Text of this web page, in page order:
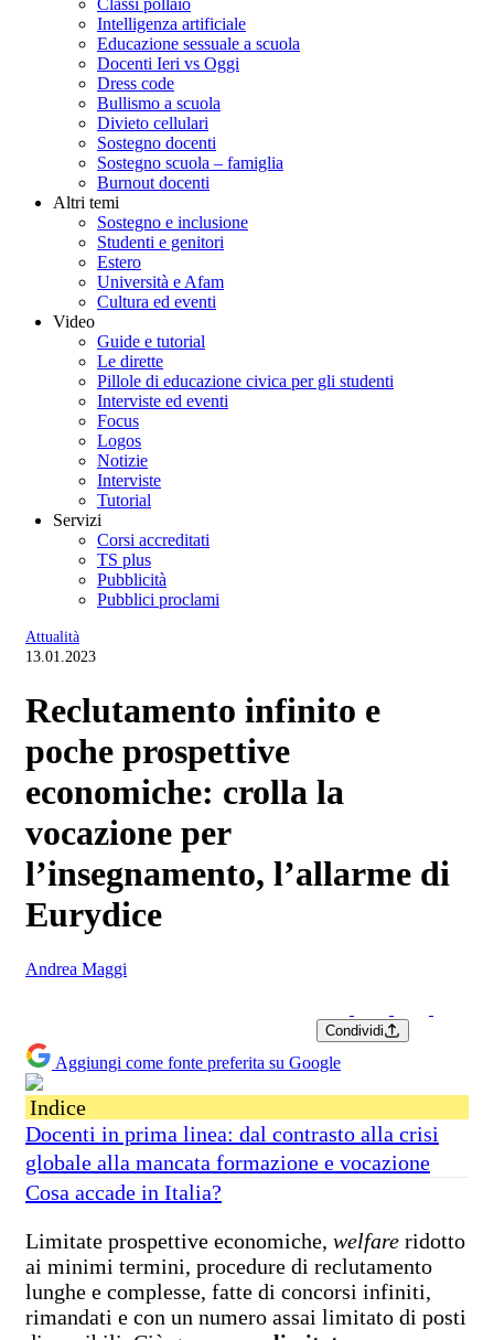
Classi pollaio
Intelligenza artificiale
Educazione sessuale a scuola
Docenti Ieri vs Oggi
Dress code
Bullismo a scuola
Divieto cellulari
Sostegno docenti
Sostegno scuola – famiglia
Burnout docenti
Altri temi
Sostegno e inclusione
Studenti e genitori
Estero
Università e Afam
Cultura ed eventi
Video
Guide e tutorial
Le dirette
Pillole di educazione civica per gli studenti
Interviste ed eventi
Focus
Logos
Notizie
Interviste
Tutorial
Servizi
Corsi accreditati
TS plus
Pubblicità
Pubblici proclami
Attualità
13.01.2023
Reclutamento infinito e
poche prospettive
economiche: crolla la
vocazione per
l’insegnamento, l’allarme di
Eurydice
Andrea Maggi
Condividi
Aggiungi come fonte preferita su Google
Indice
Docenti in prima linea: dal contrasto alla crisi
globale alla mancata formazione e vocazione
Cosa accade in Italia?
Limitate prospettive economiche, welfare ridotto
ai minimi termini, procedure di reclutamento
lunghe e complesse, fatte di concorsi infiniti,
rimandati e con un numero assai limitato di posti